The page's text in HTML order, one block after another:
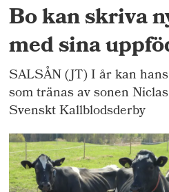
Bo kan skriva
med sina
SALSÅN (JT) I år kan
som tränas av sonen
Svenskt Kallblodsderby